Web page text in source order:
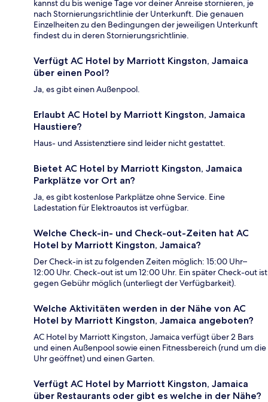
kannst du bis wenige Tage vor deiner Anreise stornieren, je
nach Stornierungsrichtlinie der Unterkunft. Die genauen
Einzelheiten zu den Bedingungen der jeweiligen Unterkunft
findest du in deren Stornierungsrichtlinie.
Verfügt AC Hotel by Marriott Kingston, Jamaica
über einen Pool?
Ja, es gibt einen Außenpool.
Erlaubt AC Hotel by Marriott Kingston, Jamaica
Haustiere?
Haus- und Assistenztiere sind leider nicht gestattet.
Bietet AC Hotel by Marriott Kingston, Jamaica
Parkplätze vor Ort an?
Ja, es gibt kostenlose Parkplätze ohne Service. Eine
Ladestation für Elektroautos ist verfügbar.
Welche Check-in- und Check-out-Zeiten hat AC
Hotel by Marriott Kingston, Jamaica?
Der Check-in ist zu folgenden Zeiten möglich: 15:00 Uhr–
12:00 Uhr. Check-out ist um 12:00 Uhr. Ein später Check-out ist
gegen Gebühr möglich (unterliegt der Verfügbarkeit).
Welche Aktivitäten werden in der Nähe von AC
Hotel by Marriott Kingston, Jamaica angeboten?
AC Hotel by Marriott Kingston, Jamaica verfügt über 2 Bars
und einen Außenpool sowie einen Fitnessbereich (rund um die
Uhr geöffnet) und einen Garten.
Verfügt AC Hotel by Marriott Kingston, Jamaica
über Restaurants oder gibt es welche in der Nähe?